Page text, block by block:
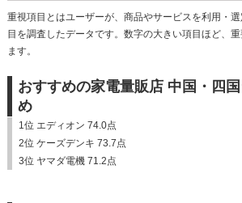
重視項目とはユーザーが、商品やサービスを利用・
目を調査したデータです。数字の大きい項目ほど、
ます。
おすすめの家電量販店 中国・四
め
1位 エディオン 74.0点
2位 ケーズデンキ 73.7点
3位 ヤマダ電機 71.2点